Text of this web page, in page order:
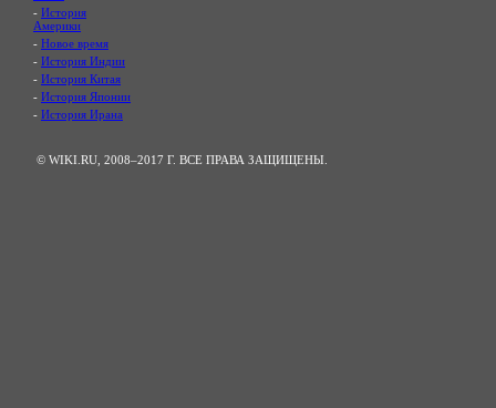
- История
Америки
- Новое время
- История Индии
- История Китая
- История Японии
- История Ирана
© WIKI.RU, 2008–2017 Г. ВСЕ ПРАВА ЗАЩИЩЕНЫ.